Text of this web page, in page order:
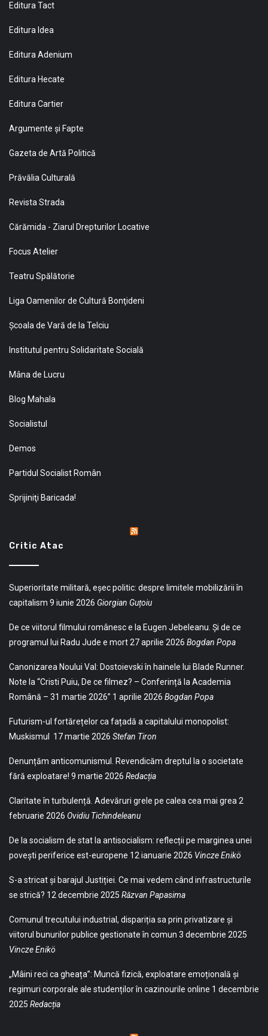
Editura Tact
Editura Idea
Editura Adenium
Editura Hecate
Editura Cartier
Argumente și Fapte
Gazeta de Artă Politică
Prăvălia Culturală
Revista Strada
Cărămida - Ziarul Drepturilor Locative
Focus Atelier
Teatru Spălătorie
Liga Oamenilor de Cultură Bonţideni
Şcoala de Vară de la Telciu
Institutul pentru Solidaritate Socială
Mâna de Lucru
Blog Mahala
Socialistul
Demos
Partidul Socialist Român
Sprijiniţi Baricada!
Critic Atac
Superioritate militară, eșec politic: despre limitele mobilizării în
capitalism 9 iunie 2026 Giorgian Guțoiu
De ce viitorul filmului românesc e la Eugen Jebeleanu. Și de ce
programul lui Radu Jude e mort27 aprilie 2026 Bogdan Popa
Canonizarea Noului Val: Dostoievski în hainele lui Blade Runner.
Note la “Cristi Puiu, De ce filmez? – Conferință la Academia
Română – 31 martie 2026” 1 aprilie 2026 Bogdan Popa
Futurism-ul fortărețelor ca fațadă a capitalului monopolist:
Muskismul 17 martie 2026 Stefan Tiron
Denunțăm anticomunismul. Revendicăm dreptul la o societate
fără exploatare! 9 martie 2026 Redacția
Claritate în turbulență. Adevăruri grele pe calea cea mai grea 2
februarie 2026 Ovidiu Tichindeleanu
De la socialism de stat la antisocialism: reflecții pe marginea unei
povești periferice est-europene 12 ianuarie 2026 Vincze Enikö
S-a stricat și barajul Justiției. Ce mai vedem când infrastructurile
se strică? 12 decembrie 2025 Răzvan Papasima
Comunul trecutului industrial, dispariția sa prin privatizare și
viitorul bunurilor publice gestionate în comun 3 decembrie 2025
Vincze Enikö
„Mâini reci ca gheața”: Muncă fizică, exploatare emoțională și
regimuri corporale ale studenților în cazinourile online 1 decembrie
2025 Redacția